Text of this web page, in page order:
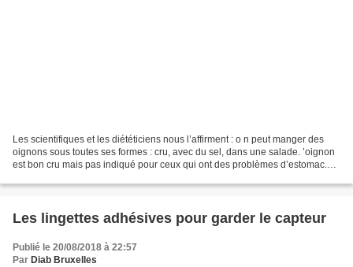
Les scientifiques et les diététiciens nous l’affirment : o n peut manger des
oignons sous toutes ses formes : cru, avec du sel, dans une salade. ’oignon
est bon cru mais pas indiqué pour ceux qui ont des problèmes d’estomac.
Les lingettes adhésives pour garder le capteur
Publié le 20/08/2018 à 22:57
Par Diab Bruxelles